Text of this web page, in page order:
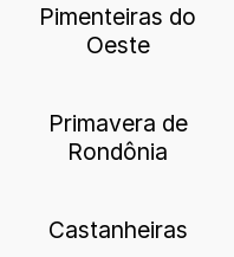
Pimenteiras do
Oeste
Primavera de
Rondônia
Castanheiras